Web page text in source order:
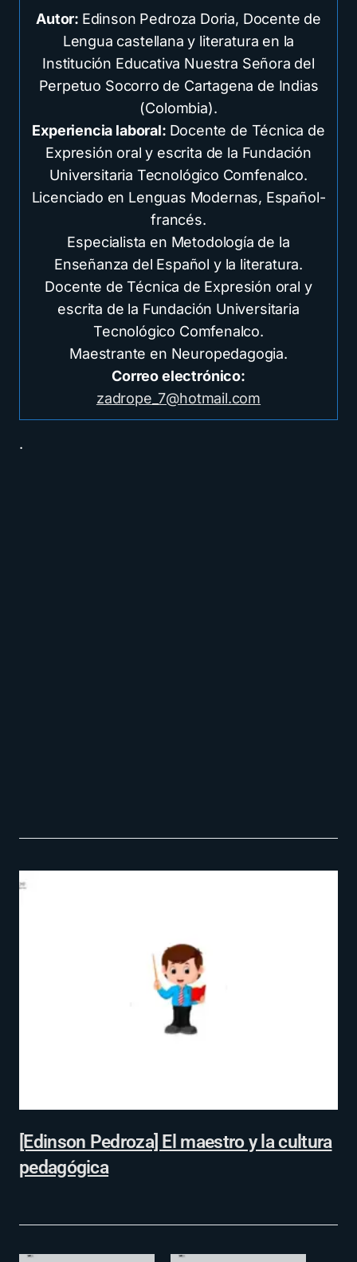
Autor: Edinson Pedroza Doria, Docente de
Lengua castellana y literatura en la
Institución Educativa Nuestra Señora del
Perpetuo Socorro de Cartagena de Indias
(Colombia).
Experiencia laboral: Docente de Técnica de
Expresión oral y escrita de la Fundación
Universitaria Tecnológico Comfenalco.
Licenciado en Lenguas Modernas, Español-
francés.
Especialista en Metodología de la
Enseñanza del Español y la literatura.
Docente de Técnica de Expresión oral y
escrita de la Fundación Universitaria
Tecnológico Comfenalco.
Maestrante en Neuropedagogia.
Correo electrónico:
zadrope_7@hotmail.com
.
[Edinson Pedroza] El maestro y la cultura
pedagógica